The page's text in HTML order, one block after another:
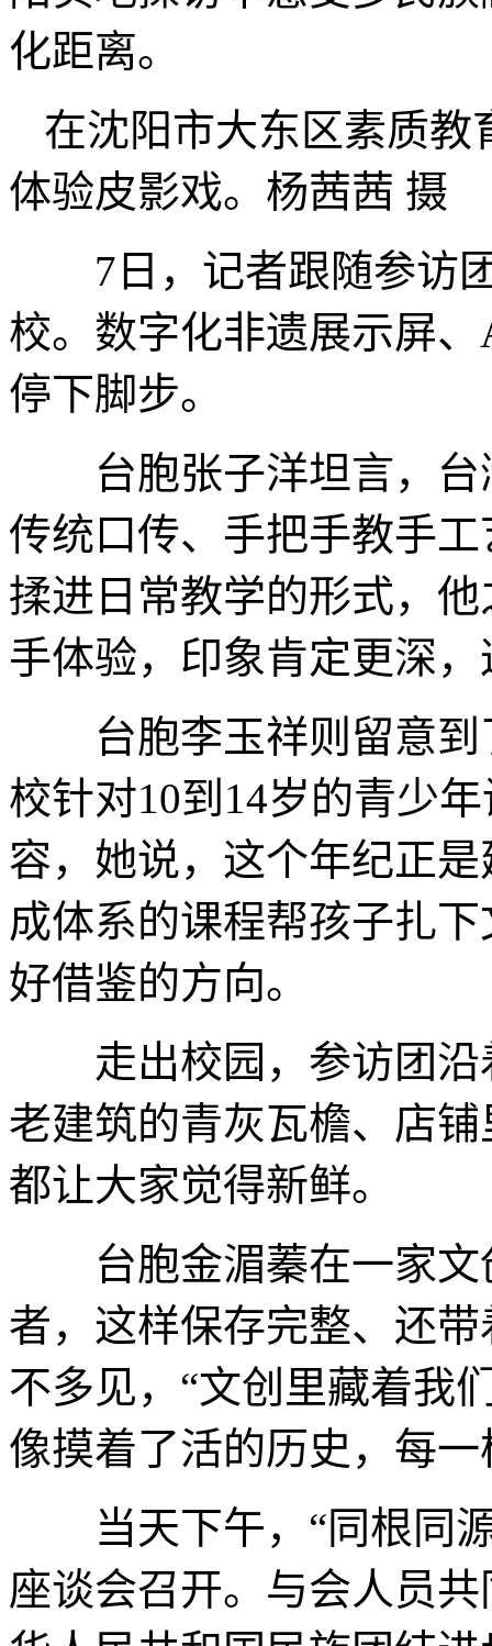
化距离。
在沈阳市大东区素质教
体验皮影戏。杨茜茜 摄
7日，记者跟随参访团
校。数字化非遗展示屏
停下脚步。
台胞张子洋坦言，台
传统口传、手把手教手
揉进日常教学的形式，
手体验，印象肯定更深
台胞李玉祥则留意到
校针对10到14岁的青少
容，她说，这个年纪正
成体系的课程帮孩子扎
好借鉴的方向。
走出校园，参访团沿
老建筑的青灰瓦檐、店
都让大家觉得新鲜。
台胞金湄蓁在一家文
者，这样保存完整、还
不多见，“文创里藏着我
像摸着了活的历史，每
当天下午，“同根同源
座谈会召开。与会人员